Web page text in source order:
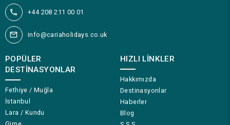
+44 208 211 00 01
info@cariaholidays.co.uk
POPÜLER
DESTINASYONLAR
Fethiye / Muğla
İstanbul
Lara / Kundu
HIZLI LINKLER
Hakkımızda
Destinasyonlar
Haberler
Blog